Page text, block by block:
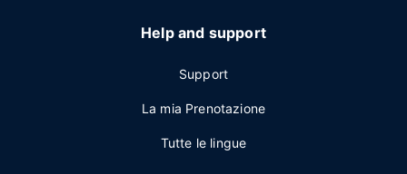
Help and support
Support
La mia Prenotazione
Tutte le lingue